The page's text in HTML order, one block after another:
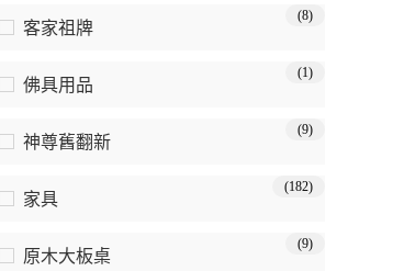
客家祖牌
(8)
佛具用品
(1)
神尊舊翻新
(9)
家具
(182)
原木大板桌
(9)